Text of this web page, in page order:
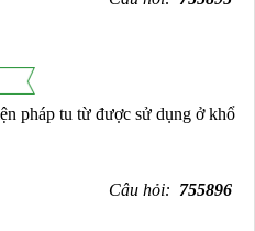
pháp tu từ được sử dụng ở khổ
Câu hỏi: 755896